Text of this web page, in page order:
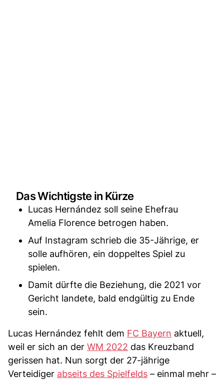
Das Wichtigste in Kürze
Lucas Hernández soll seine Ehefrau
Amelia Florence betrogen haben.
Auf Instagram schrieb die 35-Jährige, er
solle aufhören, ein doppeltes Spiel zu
spielen.
Damit dürfte die Beziehung, die 2021 vor
Gericht landete, bald endgültig zu Ende
sein.
Lucas Hernández fehlt dem FC Bayern aktuell,
weil er sich an der WM 2022 das Kreuzband
gerissen hat. Nun sorgt der 27-jährige
Verteidiger abseits des Spielfelds – einmal mehr –